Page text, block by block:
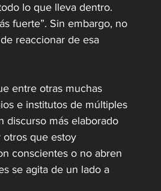
lo que lleva dentro.
fuerte”. Sin embargo, no
reaccionar de esa
entre otras muchas
e institutos de múltiples
discurso más elaborado
que estoy
conscientes o no abren
se agita de un lado a